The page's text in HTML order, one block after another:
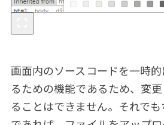
画面内のソースコードを一時
るための機能であるため、変
ることはできません。それで